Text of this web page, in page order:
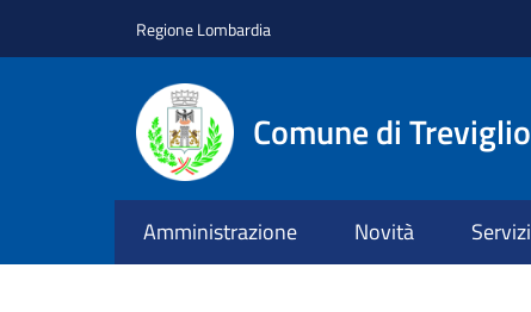
Regione Lombardia
Comune di Treviglio
Amministrazione Novità Servizi